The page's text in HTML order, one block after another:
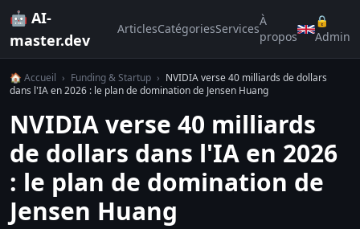
🤖 AI-
master.dev
ArticlesCatégoriesServices
À
propos
🔒
Admin
🏠 Accueil › Funding & Startup › NVIDIA verse 40 milliards de dollars
dans l'IA en 2026 : le plan de domination de Jensen Huang
NVIDIA verse 40 milliards
de dollars dans l'IA en 2026
: le plan de domination de
Jensen Huang